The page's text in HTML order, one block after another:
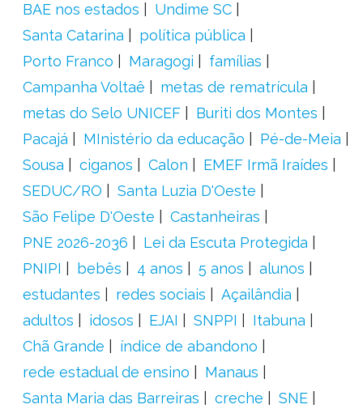
BAE nos estados
Undime SC
Santa Catarina
política pública
Porto Franco
Maragogi
famílias
Campanha Voltaê
metas de rematrícula
metas do Selo UNICEF
Buriti dos Montes
Pacajá
MInistério da educação
Pé-de-Meia
Sousa
ciganos Calon
EMEF Irmã Iraídes
SEDUC/RO
Santa Luzia D'Oeste
São Felipe D'Oeste
Castanheiras
PNE 2026-2036
Lei da Escuta Protegida
PNIPI
bebês 4 anos 5 anos
alunos
estudantes
redes sociais
Açailândia
adultos
idosos EJAI SNPPI
Itabuna
Chã Grande
índice de abandono
rede estadual de ensino
Manaus
Santa Maria das Barreiras
creche
SNE